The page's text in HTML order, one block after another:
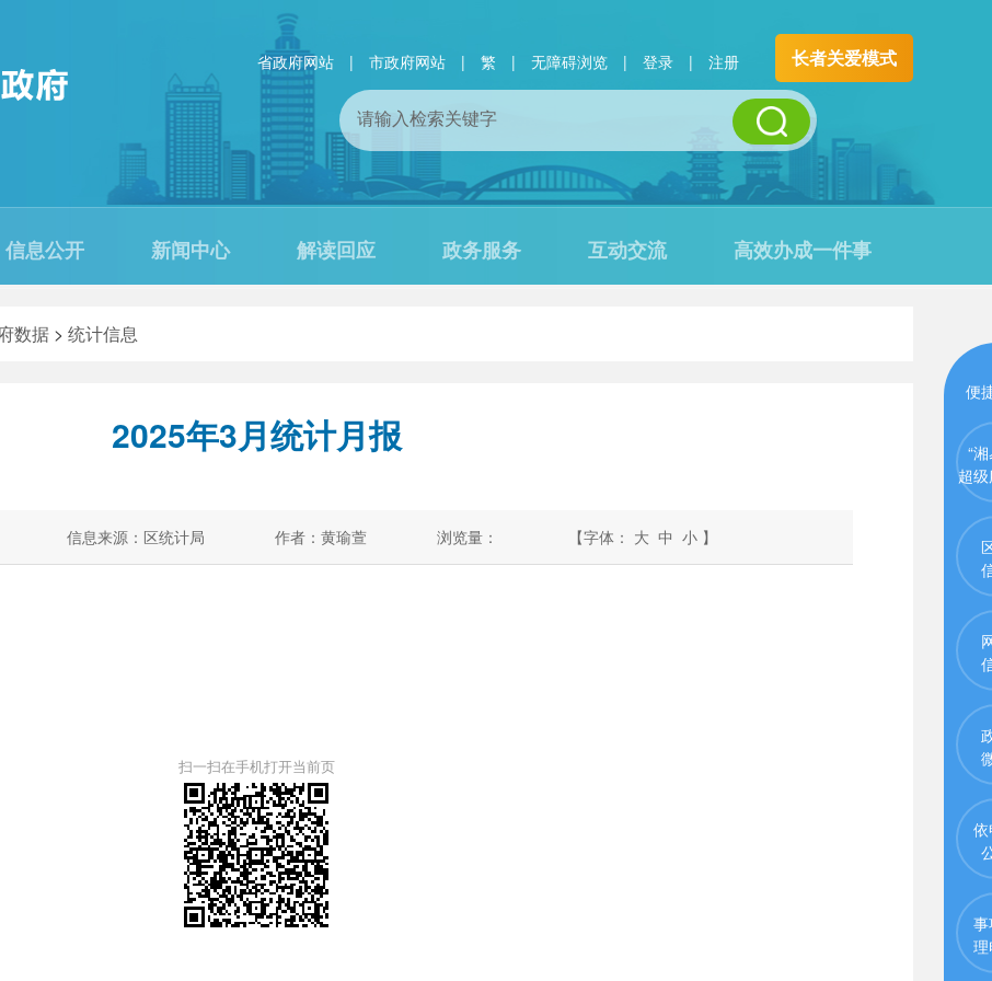
省政府网站 | 市政府网站 | 繁 | 无障碍浏览 | 登录 | 注册 长者关爱模式
信息公开 新闻中心 解读回应 政务服务 互动交流 高效办成一件事
数据 > 统计信息
2025年3月统计月报
信息来源：区统计局 作者：黄瑜萱 浏览量： 【字体： 大 中 小 】
扫一扫在手机打开当前页
便
“
超